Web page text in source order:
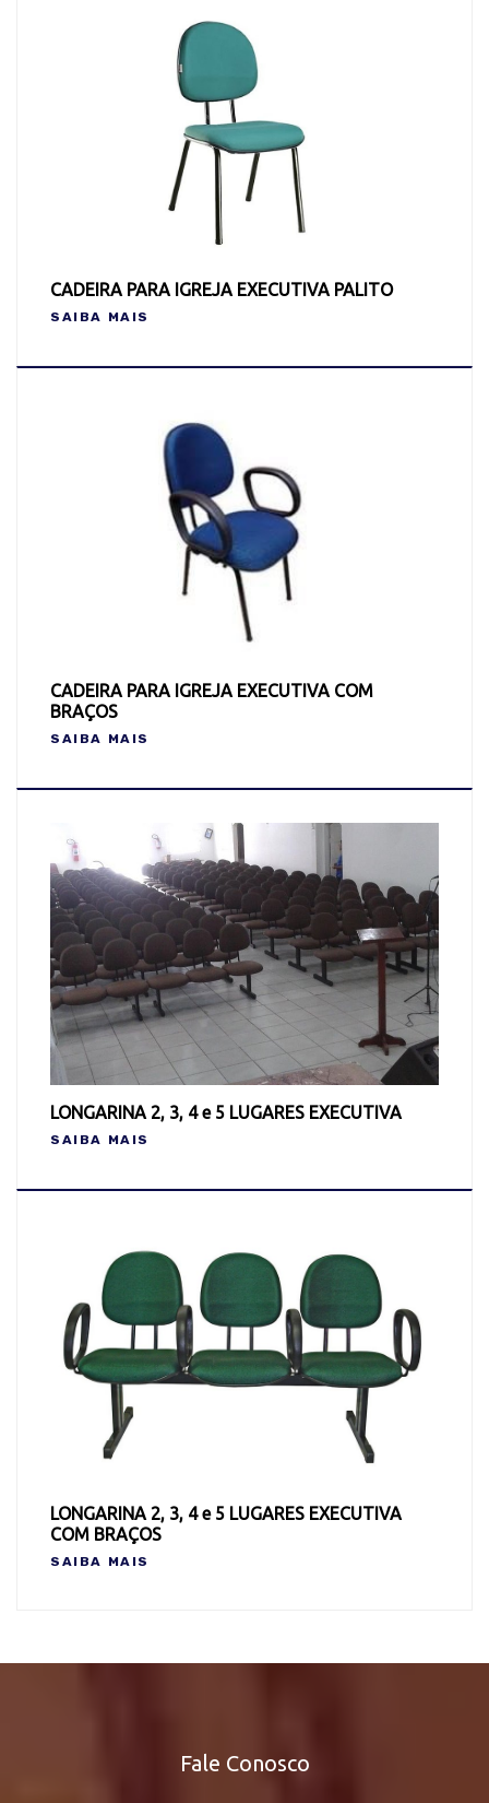
CADEIRA PARA IGREJA EXECUTIVA PALITO
SAIBA MAIS
CADEIRA PARA IGREJA EXECUTIVA COM
BRAÇOS
SAIBA MAIS
LONGARINA 2, 3, 4 e 5 LUGARES EXECUTIVA
SAIBA MAIS
LONGARINA 2, 3, 4 e 5 LUGARES EXECUTIVA
COM BRAÇOS
SAIBA MAIS
Fale Conosco